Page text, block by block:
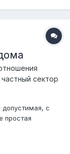
сектор
с
простая
каждого. Дом